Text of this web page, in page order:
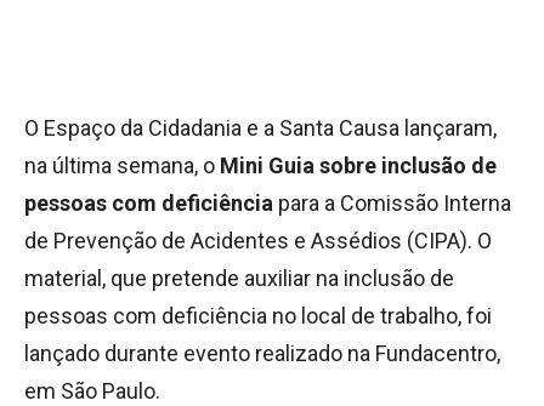
O Espaço da Cidadania e a Santa Causa lançaram,
na última semana, o Mini Guia sobre inclusão de
pessoas com deficiência para a Comissão Interna
de Prevenção de Acidentes e Assédios (CIPA). O
material, que pretende auxiliar na inclusão de
pessoas com deficiência no local de trabalho, foi
lançado durante evento realizado na Fundacentro,
em São Paulo.